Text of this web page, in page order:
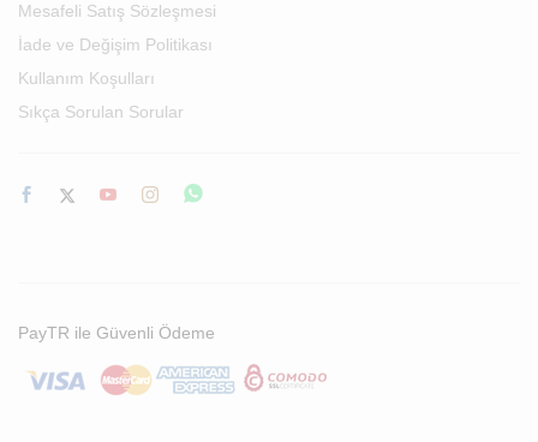
Mesafeli Satış Sözleşmesi
İade ve Değişim Politikası
Kullanım Koşulları
Sıkça Sorulan Sorular
PayTR ile Güvenli Ödeme